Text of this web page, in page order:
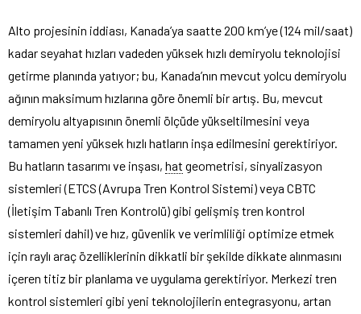
Alto projesinin iddiası, Kanada’ya saatte 200 km’ye (124 mil/saat)
kadar seyahat hızları vadeden yüksek hızlı demiryolu teknolojisi
getirme planında yatıyor; bu, Kanada’nın mevcut yolcu demiryolu
ağının maksimum hızlarına göre önemli bir artış. Bu, mevcut
demiryolu altyapısının önemli ölçüde yükseltilmesini veya
tamamen yeni yüksek hızlı hatların inşa edilmesini gerektiriyor.
Bu hatların tasarımı ve inşası, hat geometrisi, sinyalizasyon
sistemleri (ETCS (Avrupa Tren Kontrol Sistemi) veya CBTC
(İletişim Tabanlı Tren Kontrolü) gibi gelişmiş tren kontrol
sistemleri dahil) ve hız, güvenlik ve verimliliği optimize etmek
için raylı araç özelliklerinin dikkatli bir şekilde dikkate alınmasını
içeren titiz bir planlama ve uygulama gerektiriyor. Merkezi tren
kontrol sistemleri gibi yeni teknolojilerin entegrasyonu, artan